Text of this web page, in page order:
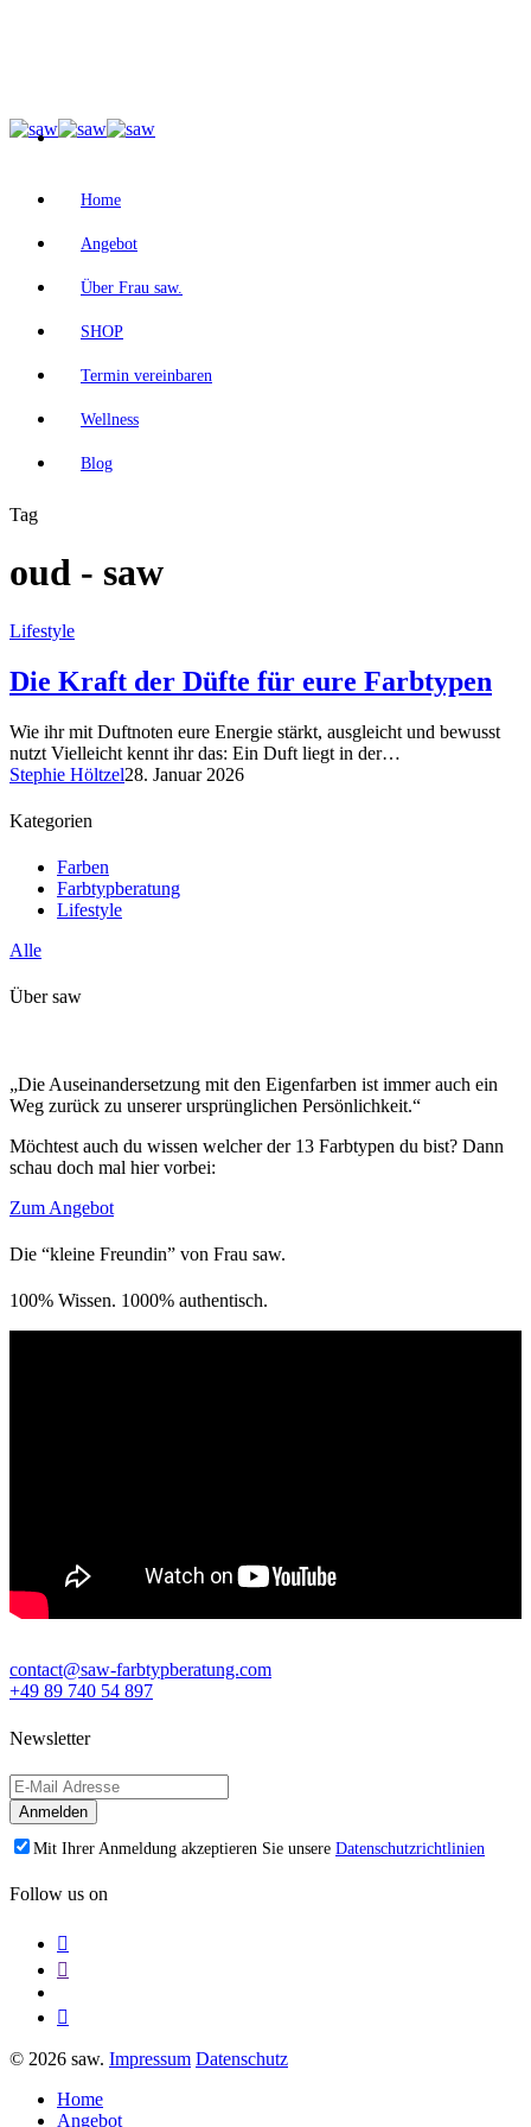
Home
Angebot
Über Frau saw.
SHOP
Termin vereinbaren
Wellness
Blog
Tag
oud - saw
Lifestyle
Die Kraft der Düfte für eure Farbtypen
Wie ihr mit Duftnoten eure Energie stärkt, ausgleicht und bewusst
nutzt Vielleicht kennt ihr das: Ein Duft liegt in der…
Stephie Höltzel28. Januar 2026
Kategorien
Farben
Farbtypberatung
Lifestyle
Alle
Über saw
„Die Auseinandersetzung mit den Eigenfarben ist immer auch ein
Weg zurück zu unserer ursprünglichen Persönlichkeit.“
Möchtest auch du wissen welcher der 13 Farbtypen du bist? Dann
schau doch mal hier vorbei:
Zum Angebot
Die “kleine Freundin” von Frau saw.
100% Wissen. 1000% authentisch.
contact@saw-farbtypberatung.com
+49 89 740 54 897
Newsletter
Mit Ihrer Anmeldung akzeptieren Sie unsere Datenschutzrichtlinien
Follow us on
© 2026 saw. Impressum Datenschutz
Home
Angebot